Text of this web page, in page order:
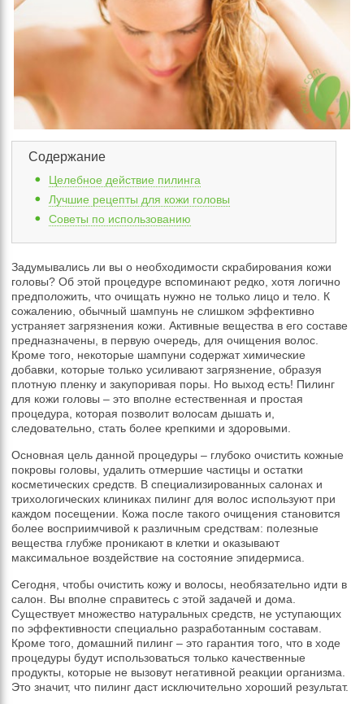
Содержание
Целебное действие пилинга
Лучшие рецепты для кожи головы
Советы по использованию
Задумывались ли вы о необходимости скрабирования кожи
головы? Об этой процедуре вспоминают редко, хотя логично
предположить, что очищать нужно не только лицо и тело. К
сожалению, обычный шампунь не слишком эффективно
устраняет загрязнения кожи. Активные вещества в его составе
предназначены, в первую очередь, для очищения волос.
Кроме того, некоторые шампуни содержат химические
добавки, которые только усиливают загрязнение, образуя
плотную пленку и закупоривая поры. Но выход есть! Пилинг
для кожи головы – это вполне естественная и простая
процедура, которая позволит волосам дышать и,
следовательно, стать более крепкими и здоровыми.
Основная цель данной процедуры – глубоко очистить кожные
покровы головы, удалить отмершие частицы и остатки
косметических средств. В специализированных салонах и
трихологических клиниках пилинг для волос используют при
каждом посещении. Кожа после такого очищения становится
более восприимчивой к различным средствам: полезные
вещества глубже проникают в клетки и оказывают
максимальное воздействие на состояние эпидермиса.
Сегодня, чтобы очистить кожу и волосы, необязательно идти в
салон. Вы вполне справитесь с этой задачей и дома.
Существует множество натуральных средств, не уступающих
по эффективности специально разработанным составам.
Кроме того, домашний пилинг – это гарантия того, что в ходе
процедуры будут использоваться только качественные
продукты, которые не вызовут негативной реакции организма.
Это значит, что пилинг даст исключительно хороший результат.